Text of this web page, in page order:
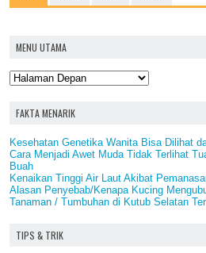
MENU UTAMA
FAKTA MENARIK
Kesehatan Genetika Wanita Bisa Dilihat
Cara Menjadi Awet Muda Tidak Terlihat
Buah
Kenaikan Tinggi Air Laut Akibat
Alasan Penyebab/Kenapa Kucing
Tanaman / Tumbuhan di Kutub Selatan
TIPS & TRIK